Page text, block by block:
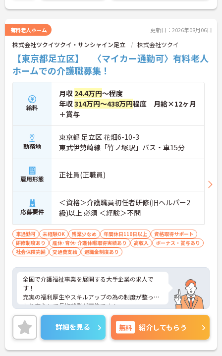
がとても盛んです。習字や絵が得意なお客様は自ら
ます。
お客様が自ら進んで行動したくなる、挑戦したくな
る生活環境を提供する事がスタッフの大切な役割に
なっています。
有料老人ホーム 更新日：2026年08月06日
株式会社ツクイツクイ・サンシャイン足立 株式会社ツクイ
【東京都足立区】 〈マイカー通勤可〉有料老人
ホームでの介護職募集！
給料
月収 24.4万円～程度
年収314万円～438万円程度 月給×12ヶ月
＋賞与
勤務地
東京都 足立区 花畑6-10-3
東武伊勢崎線「竹ノ塚駅」バス・車15分
雇用形態 正社員(正職員)
応募要件
＜資格＞介護職員初任者研修(旧ヘルパー2
級)以上 必須 ＜経験＞不問
車通勤可 未経験OK 残業少なめ 年間休日110日以上
資格取得サポート
研修制度あり
産休･育休･介護休暇取得実績あり 高収入
ボーナス・賞与あり
社会保険完備
交通費支給 退職金制度あり
全国で介護福祉事業を展開する大手企業の求人で
す！
充実の福利厚生やスキルアップの為の制度が整って
おり安心して長期就業が可能です！
ご興味ある方には、面接のポイントなど、さらに詳
細をお話致しますのでお気軽にご相談ください。
詳細を見る 無料 紹介してもらう